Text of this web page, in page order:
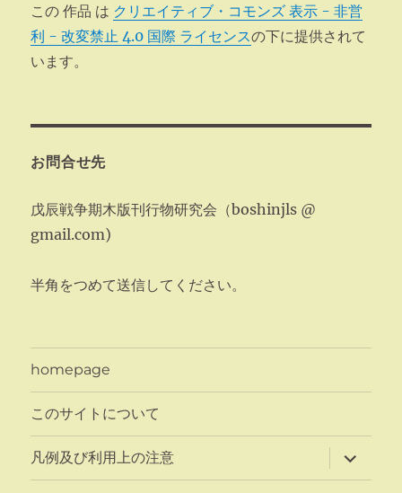
この 作品 は クリエイティブ・コモンズ 表示 - 非営
利 - 改変禁止 4.0 国際 ライセンスの下に提供されて
います。
お問合せ先
戊辰戦争期木版刊行物研究会（boshinjls @
gmail.com)
半角をつめて送信してください。
homepage
このサイトについて
凡例及び利用上の注意
サ
ブ
メ